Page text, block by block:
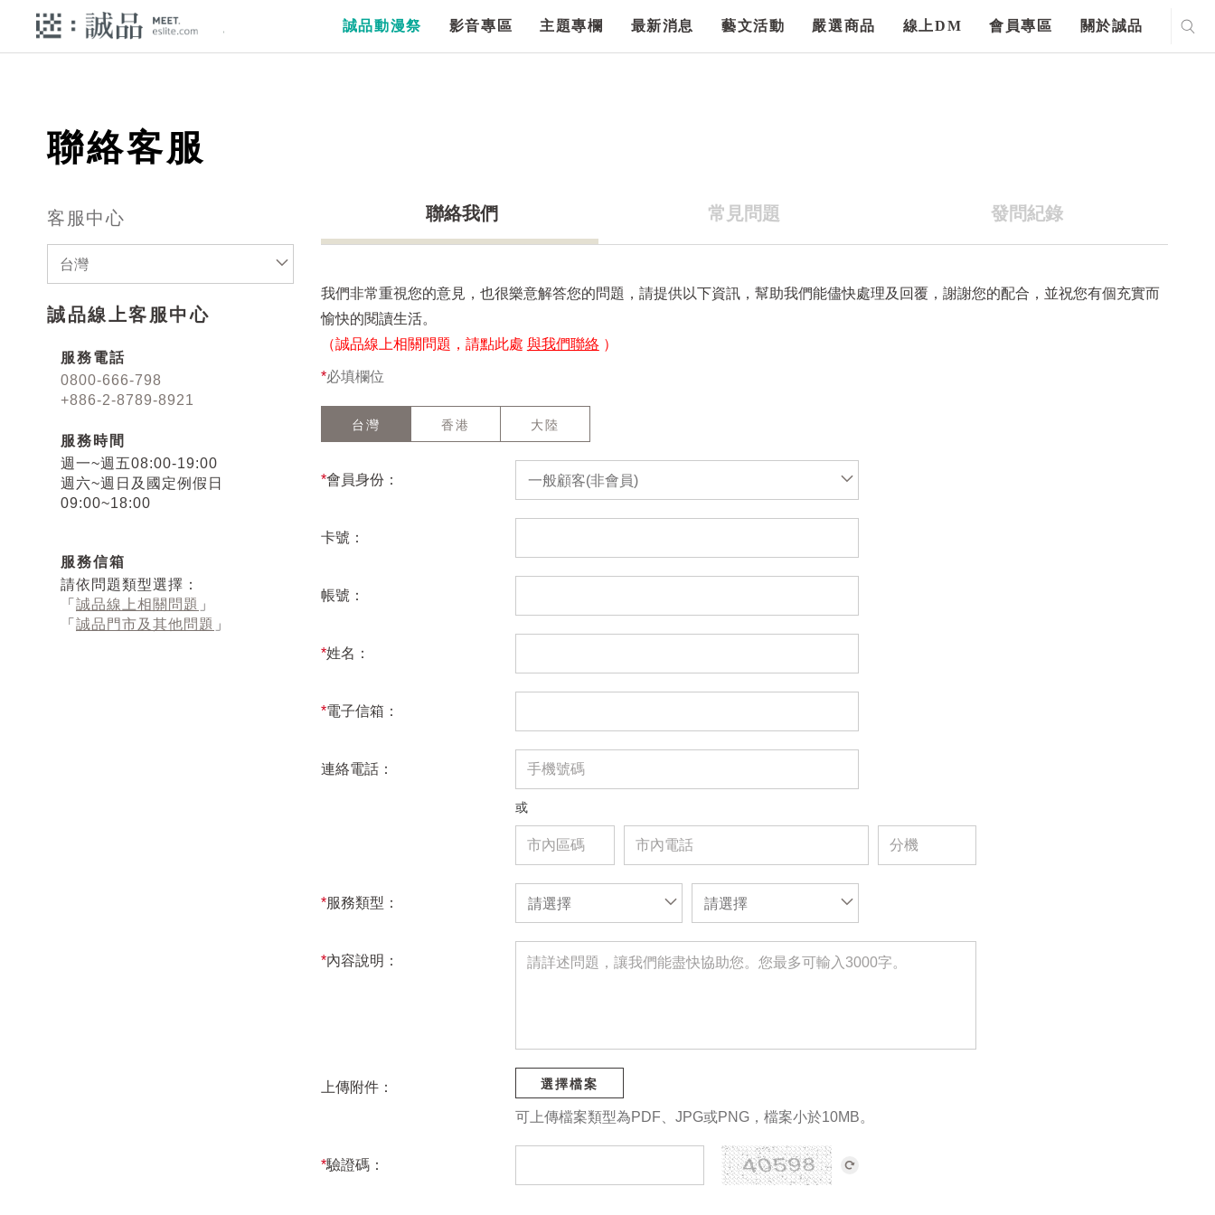
誠品動漫祭 影音專區 主題專欄 最新消息 藝文活動 嚴選商品 線上DM 會員專區 關於誠品
聯絡客服
客服中心
台灣
誠品線上客服中心
服務電話
0800-666-798
+886-2-8789-8921
服務時間
週一~週五08:00-19:00
週六~週日及國定例假日
09:00~18:00
服務信箱
請依問題類型選擇：
「 誠品線上相關問題 」
「 誠品門市及其他問題 」
聯絡我們 常見問題 發問紀錄
我們非常重視您的意見，也很樂意解答您的問題，請提供以下資訊，幫助我們能儘快處理及回覆，謝謝您的配合，並祝您有個充實而
愉快的閱讀生活。
（誠品線上相關問題，請點此處 與我們聯絡 ）
*必填欄位
台灣 香港 大陸
*會員身份： 一般顧客(非會員)
卡號：
帳號：
*姓名：
*電子信箱：
連絡電話：
或
*服務類型： 請選擇 請選擇
*內容說明：
上傳附件： 選擇檔案
可上傳檔案類型為PDF、JPG或PNG，檔案小於10MB。
*驗證碼：